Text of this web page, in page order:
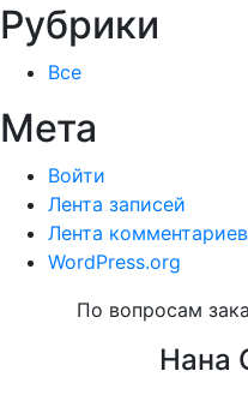
Рубрики
Все
Мета
Войти
Лента записей
Лента комментариев
WordPress.org
По вопросам
Нана